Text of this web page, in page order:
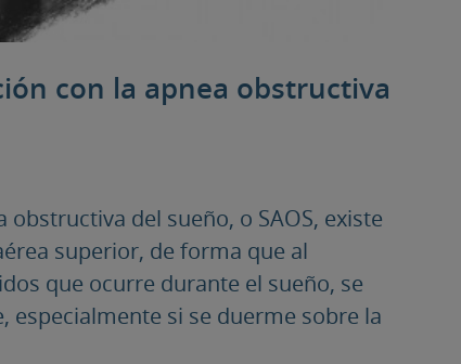
con la apnea obstructiva
del sueño, o SAOS, existe
superior, de forma que al
que ocurre durante el sueño, se
especialmente si se duerme sobre la